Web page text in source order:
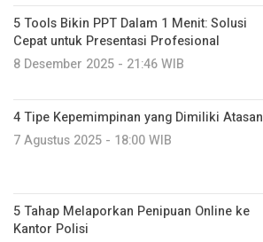
5 Tools Bikin PPT Dalam 1 Menit: Solusi
Cepat untuk Presentasi Profesional
8 Desember 2025 - 21:46 WIB
4 Tipe Kepemimpinan yang Dimiliki Atasan
7 Agustus 2025 - 18:00 WIB
5 Tahap Melaporkan Penipuan Online ke
Kantor Polisi